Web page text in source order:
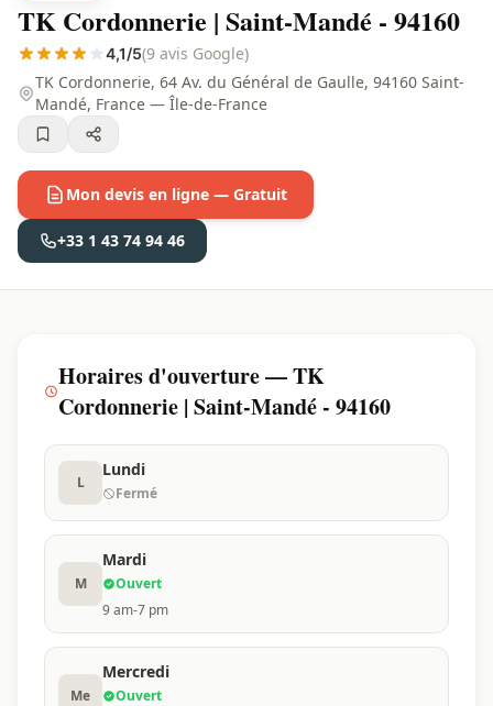
TK Cordonnerie | Saint-Mandé - 94160
4,1/5(9 avis Google)
TK Cordonnerie, 64 Av. du Général de Gaulle, 94160 Saint-
Mandé, France — Île-de-France
Mon devis en ligne — Gratuit
+33 1 43 74 94 46
Horaires d'ouverture — TK
Cordonnerie | Saint-Mandé - 94160
L
Lundi
Fermé
M
Mardi
Ouvert
9 am-7 pm
Me
Mercredi
Ouvert